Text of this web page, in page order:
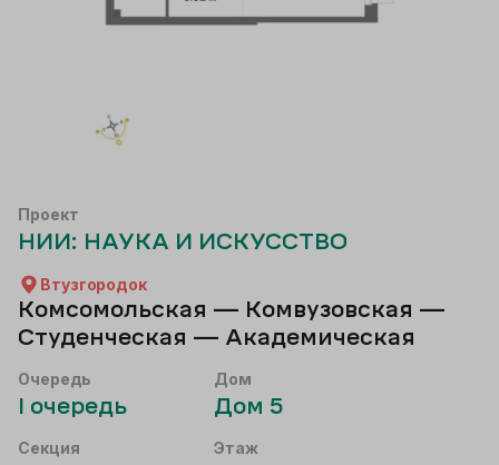
Проект
НИИ: НАУКА И ИСКУССТВО
Втузгородок
Комсомольская — Комвузовская —
Студенческая — Академическая
Очередь
I очередь
Дом
Дом 5
Секция Этаж